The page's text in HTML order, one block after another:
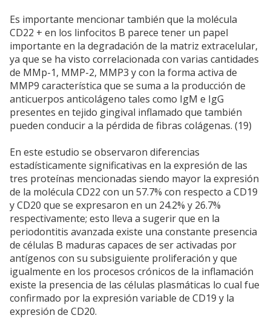
Es importante mencionar también que la molécula
CD22 + en los linfocitos B parece tener un papel
importante en la degradación de la matriz extracelular,
ya que se ha visto correlacionada con varias cantidades
de MMp-1, MMP-2, MMP3 y con la forma activa de
MMP9 característica que se suma a la producción de
anticuerpos anticolágeno tales como IgM e IgG
presentes en tejido gingival inflamado que también
pueden conducir a la pérdida de fibras colágenas. (19)
En este estudio se observaron diferencias
estadísticamente significativas en la expresión de las
tres proteínas mencionadas siendo mayor la expresión
de la molécula CD22 con un 57.7% con respecto a CD19
y CD20 que se expresaron en un 24.2% y 26.7%
respectivamente; esto lleva a sugerir que en la
periodontitis avanzada existe una constante presencia
de células B maduras capaces de ser activadas por
antígenos con su subsiguiente proliferación y que
igualmente en los procesos crónicos de la inflamación
existe la presencia de las células plasmáticas lo cual fue
confirmado por la expresión variable de CD19 y la
expresión de CD20.